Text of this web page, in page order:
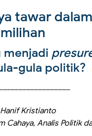
tawar
menjadi
gula politik?
Kristianto
Cahaya, Analis Politik